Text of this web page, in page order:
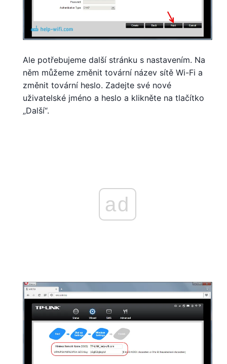
Ale potřebujeme další stránku s nastavením. Na
něm můžeme změnit tovární název sítě Wi-Fi a
změnit tovární heslo. Zadejte své nové
uživatelské jméno a heslo a klikněte na tlačítko
„Další“.
ad